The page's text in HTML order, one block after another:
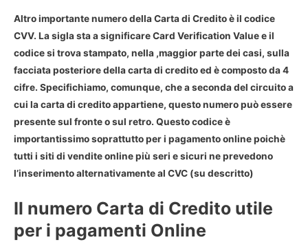
Altro importante numero della Carta di Credito è il codice
CVV. La sigla sta a significareCard Verification Valuee il
codice si trova stampato, nella ,maggior parte dei casi, sulla
facciata posteriore della carta di credito ed è composto da 4
cifre. Specifichiamo, comunque, che a seconda del circuito a
cui la carta di credito appartiene, questo numero può essere
presente sul fronte o sul retro. Questo codice è
importantissimo soprattutto per i pagamento online poichè
tutti i siti di vendite online più seri e sicuri ne prevedono
l’inserimento alternativamente al CVC (su descritto)
Il numero Carta di Credito utile
per i pagamenti Online